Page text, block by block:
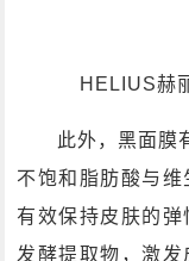
HELIUS赫丽
此外，黑面膜有
不饱和脂肪酸与维
有效保持皮肤的
发酵提取物，激